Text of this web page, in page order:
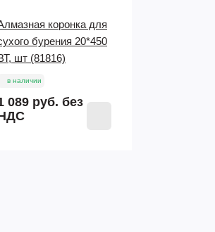
коронка для
бурения 20*450
шт (81816)
в наличии
089 руб. без